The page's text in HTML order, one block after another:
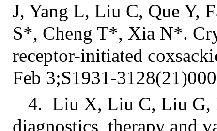
J, Yang L, Liu C, Que Y,
S*, Cheng T*, Xia N*.
receptor-initiated
Feb 3;S1931-
4. Liu X, Liu C, Liu G,
diagnostics, therapy and